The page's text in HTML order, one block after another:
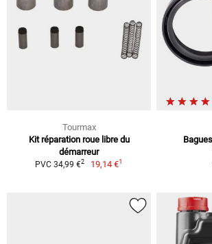
Tourmax
Kit réparation roue libre du
démarreur
PVC 34,99 €2 19,14 €1